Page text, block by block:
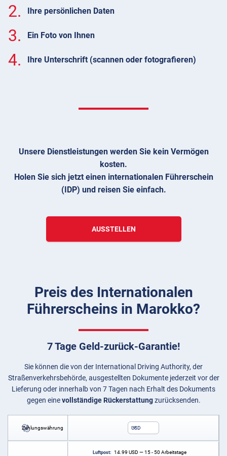
2. Ihre persönlichen Daten
3. Ein Foto von Ihnen
4. Ihre Unterschrift (scannen oder fotografieren)
Unsere Dienstleistungen werden Sie kein Vermögen
kosten.
Holen Sie sich jetzt einen internationalen Führerschein
(IDP) und reisen Sie einfach.
AUSSTELLEN
Preis des Internationalen
Führerscheins in Marokko?
7 Tage Geld-zurück-Garantie!
Sie können die von der International Driving Authority, der
Straßenverkehrsbehörde, ausgestellten Dokumente jederzeit vor der
Lieferung oder innerhalb von 7 Tagen nach Erhalt des Dokuments
gegen einevollständige Rückerstattungzurücksenden.
Zahlungswährung USD
Luftpost: 14.99 USD — 15 - 50 Arbeitstage